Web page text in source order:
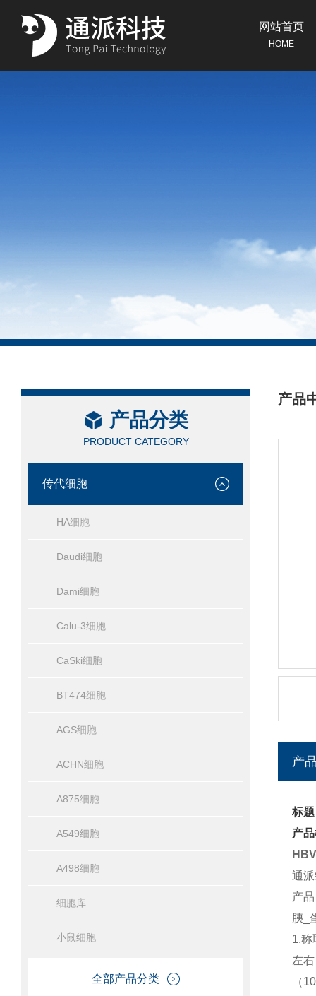
网站首页
HOME
产品分类
PRODUCT CATEGORY
传代细胞
HA细胞
Daudi细胞
Dami细胞
Calu-3细胞
CaSki细胞
BT474细胞
AGS细胞
ACHN细胞
A875细胞
A549细胞
A498细胞
细胞库
小鼠细胞
全部产品分类
产品
/
产
标
产
通
产
胰_
1.称
左
（